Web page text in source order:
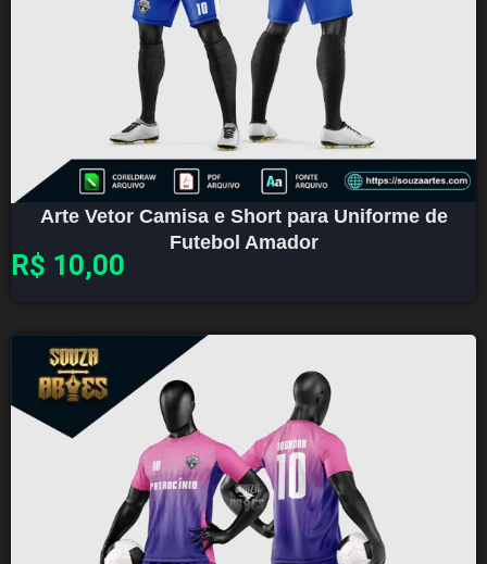
Arte Vetor Camisa e Short para Uniforme de
Futebol Amador
R$ 10,00